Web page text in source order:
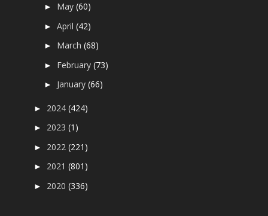
► May(60)
►April(42)
► March(68)
► February(73)
► January(66)
► 2024(424)
► 2023(1)
► 2022(221)
► 2021(801)
► 2020(336)